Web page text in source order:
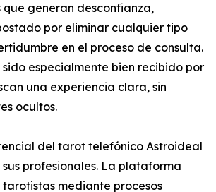
que generan desconfianza,
por eliminar cualquier tipo
en el proceso de consulta.
sido especialmente bien recibido por
una experiencia clara, sin
ocultos.
del tarot telefónico Astroideal
profesionales. La plataforma
tarotistas mediante procesos